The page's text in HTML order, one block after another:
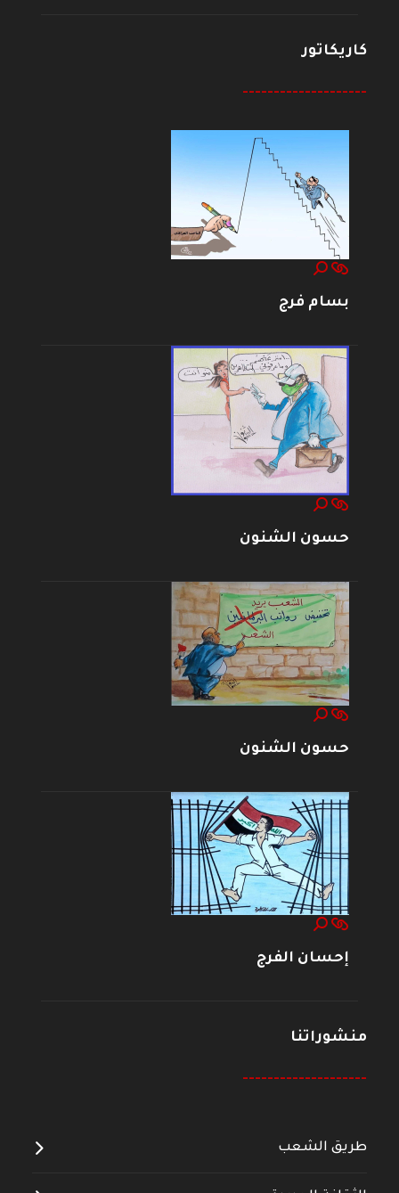
كاريكاتور
--------------------
بسام فرج
حسون الشنون
حسون الشنون
إحسان الفرج
منشوراتنا
--------------------
طريق الشعب